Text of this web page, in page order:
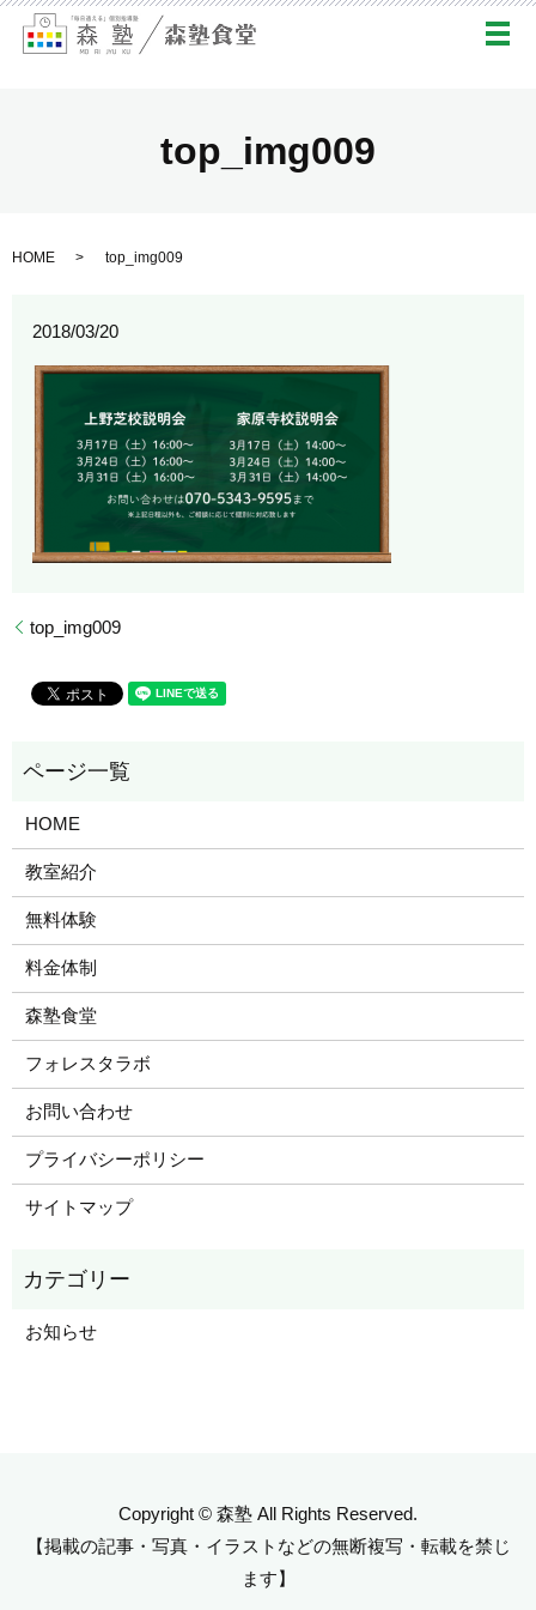
メ
top_img009
HOME top_img009
2018/03/20
top_img009
HOME
教室紹介
無料体験
料金体制
森塾食堂
フォレスタラボ
お問い合わせ
プライバシーポリシー
サイトマップ
お知らせ
Copyright © 森塾 All Rights Reserved.
【掲載の記事・写真・イラストなどの無断複写・転載を禁じ
ます】